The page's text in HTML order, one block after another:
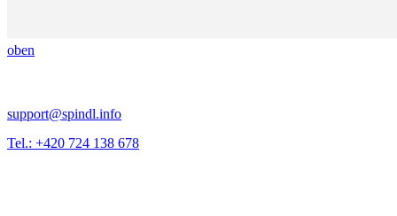
oben
support@spindl.info
Tel.: +420 724 138 678